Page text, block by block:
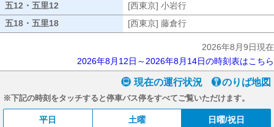
五12・五里12 [西東京] 小岩行
五18・五里18
[西東京] 藤倉行
2026年8月9日現在
2026年8月12日～2026年8月14日の時刻表はこちら
現在の運行状況 のりば地図
※下記の時刻をタッチすると停車バス停をすべてご覧いただけます。
平日 土曜 日曜/祝日